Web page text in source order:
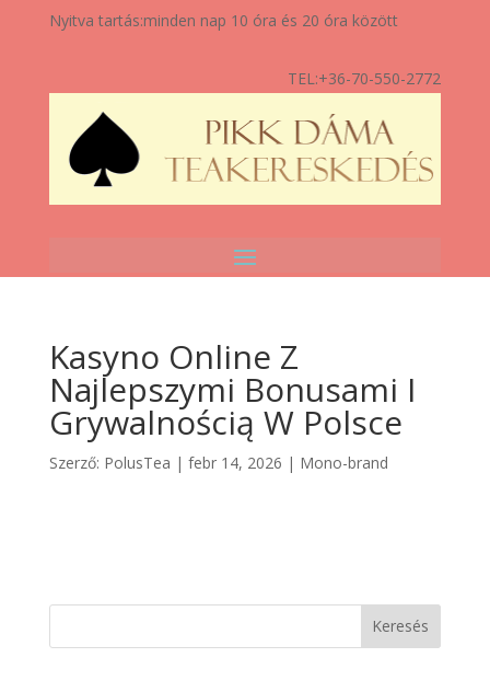
Nyitva tartás:minden nap 10 óra és 20 óra között
TEL:+36-70-550-2772
Kasyno Online Z
Najlepszymi Bonusami I
Grywalnością W Polsce
Szerző: PolusTea | febr 14, 2026 | Mono-brand